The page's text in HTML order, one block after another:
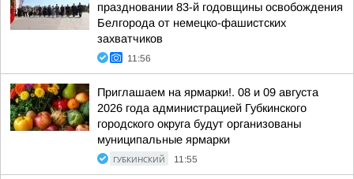
праздновании 83-й годовщины освобождения
Белгорода от немецко-фашистских
захватчиков
11:56
Приглашаем на ярмарки!. 08 и 09 августа
2026 года администрацией Губкинского
городского округа будут организованы
муниципальные ярмарки
ГУБКИНСКИЙ 11:55